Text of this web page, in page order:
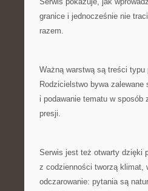
granice i jednocześnie nie
razem.
Ważną warstwą są treści typu
Rodzicielstwo bywa
i podawanie tematu w sposób
presji.
Serwis jest też otwarty dzięki
z codzienności tworzą klimat,
odczarowanie: pytania są